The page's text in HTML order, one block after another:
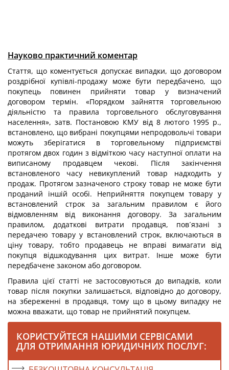
Науково практичний коментар
Стаття, що коментується допускає випадки, що договором
роздрібної купівлі-продажу може бути передбачено, що
покупець повинен прийняти товар у визначений
договором термін. «Порядком зайняття торговельною
діяльністю та правила торговельного обслуговування
населення», затв. Постановою КМУ від 8 лютого 1995 р.,
встановлено, що вибрані покупцями непродовольчі товари
можуть зберігатися в торговельному підприємстві
протягом двох годин з відміткою часу наступної оплати на
виписаному продавцем чекові. Після закінчення
встановленого часу невикуплений товар надходить у
продаж. Протягом зазначеного строку товар не може бути
проданий іншій особі. Неприйняття покупцем товару у
встановлений строк за загальним правилом є його
відмовленням від виконання договору. За загальним
правилом, додаткові витрати продавця, пов´язані з
передачею товару у встановлений строк, включаються в
ціну товару, тобто продавець не вправі вимагати від
покупця відшкодування цих витрат. Інше може бути
передбачене законом або договором.
Правила цієї статті не застосовуються до випадків, коли
товар після покупки залишається, відповідно до договору,
на збереженні в продавця, тому що в цьому випадку не
можна вважати, що товар не прийнятий покупцем.
КОРИСТУЙТЕСЯ НАШИМИ СЕРВІСАМИ
ДЛЯ ОТРИМАННЯ ЮРИДИЧНИХ ПОСЛУГ: